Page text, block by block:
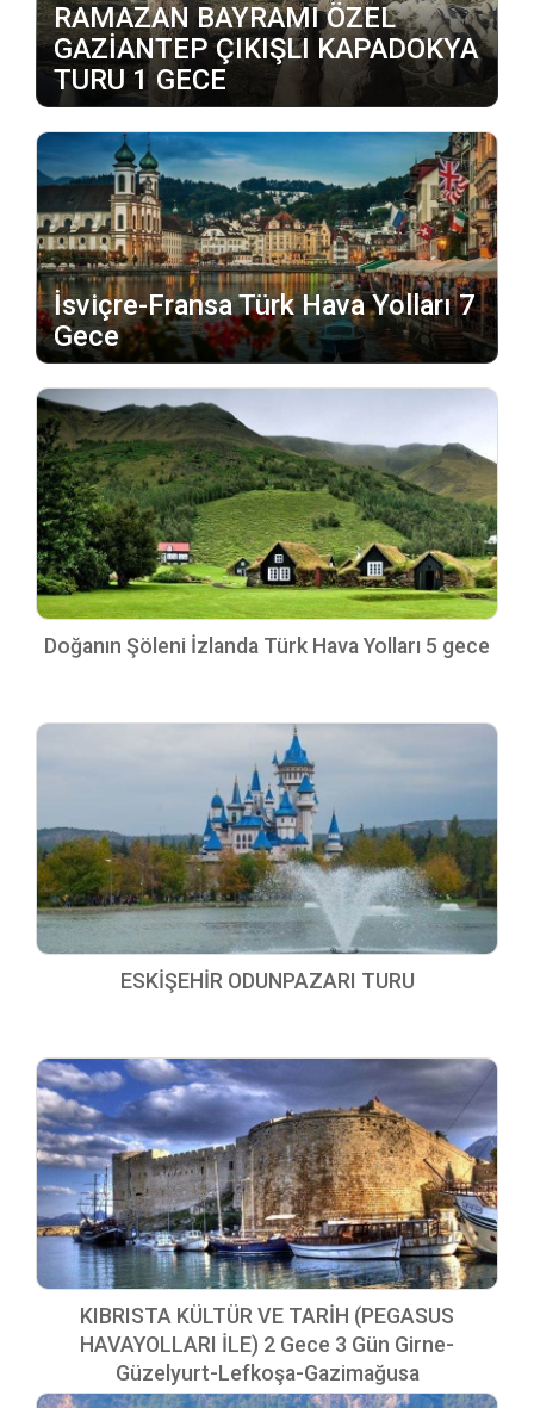
RAMAZAN BAYRAMI ÖZEL
GAZİANTEP ÇIKIŞLI KAPADOKYA
TURU 1 GECE
İsviçre-Fransa Türk Hava Yolları 7
Gece
Doğanın Şöleni İzlanda Türk Hava Yolları 5 gece
ESKİŞEHİR ODUNPAZARI TURU
KIBRISTA KÜLTÜR VE TARİH (PEGASUS
HAVAYOLLARI İLE) 2 Gece 3 Gün Girne-
Güzelyurt-Lefkoşa-Gazimağusa